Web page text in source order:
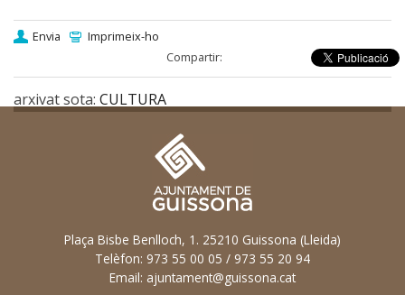
Envia
Imprimeix-ho
Compartir:
arxivat sota: CULTURA
Plaça Bisbe Benlloch, 1. 25210 Guissona (Lleida)
Telèfon: 973 55 00 05 / 973 55 20 94
Email: ajuntament@guissona.cat